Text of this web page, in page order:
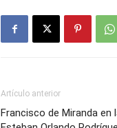
Artículo anterior
Francisco de Miranda